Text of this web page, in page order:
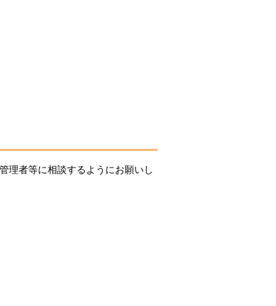
理者等に相談するようにお願いし